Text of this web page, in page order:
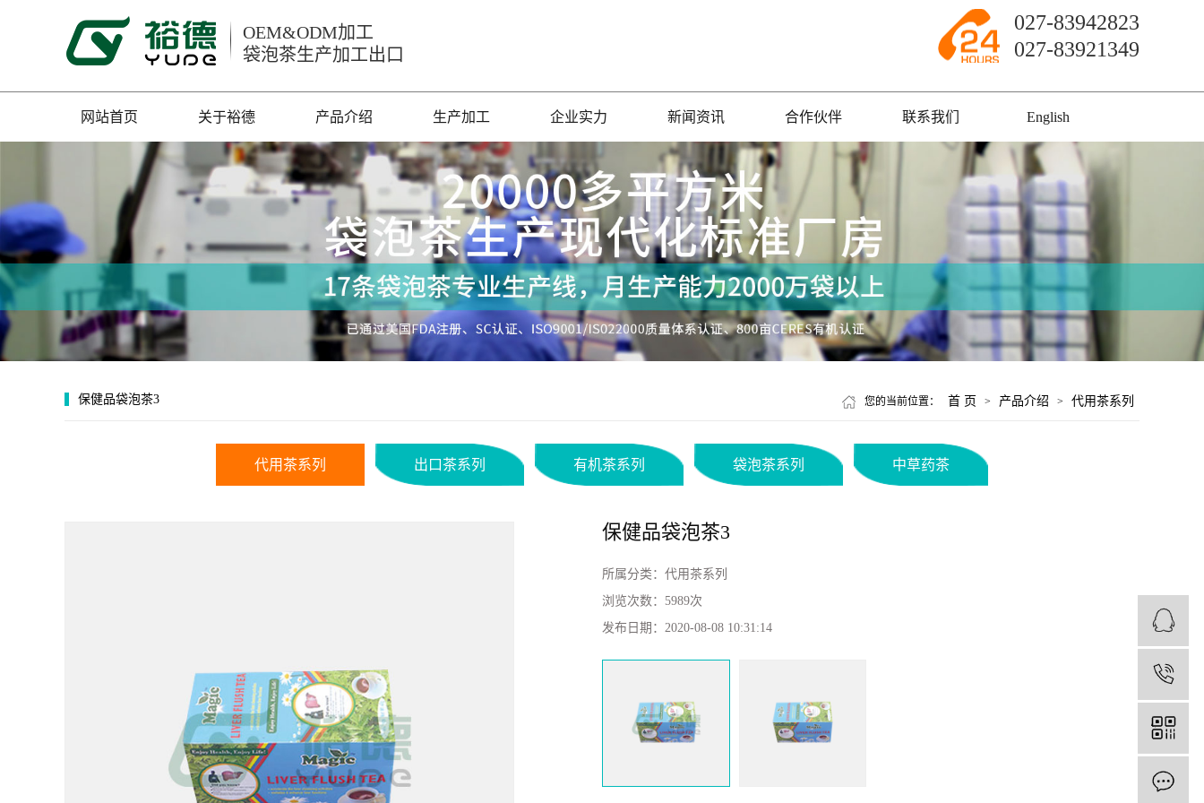
OEM&ODM加工
袋泡茶生产加工出口
027-83942823
027-83921349
网站首页 关于裕德 产品介绍 生产加工 企业实力 新闻资讯 合作伙伴 联系我们 English
保健品袋泡茶3 您的当前位置： 首 页 > 产品介绍 > 代用茶系列
代用茶系列 出口茶系列 有机茶系列 袋泡茶系列 中草药茶
保健品袋泡茶3
所属分类： 代用茶系列
浏览次数： 5989次
发布日期： 2020-08-08 10:31:14